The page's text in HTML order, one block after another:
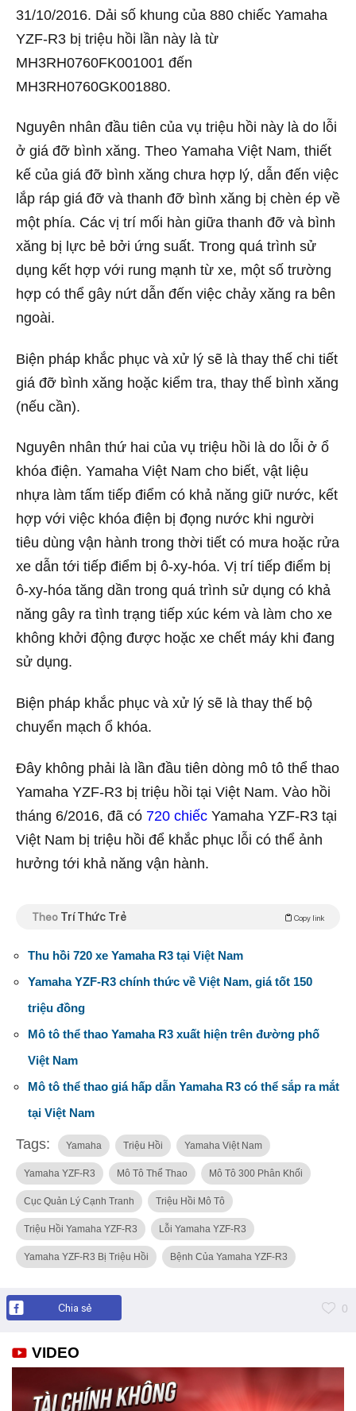
31/10/2016. Dải số khung của 880 chiếc Yamaha
YZF-R3 bị triệu hồi lần này là từ
MH3RH0760FK001001 đến
MH3RH0760GK001880.
Nguyên nhân đầu tiên của vụ triệu hồi này là do lỗi
ở giá đỡ bình xăng. Theo Yamaha Việt Nam, thiết
kế của giá đỡ bình xăng chưa hợp lý, dẫn đến việc
lắp ráp giá đỡ và thanh đỡ bình xăng bị chèn ép về
một phía. Các vị trí mối hàn giữa thanh đỡ và bình
xăng bị lực bẻ bởi ứng suất. Trong quá trình sử
dụng kết hợp với rung mạnh từ xe, một số trường
hợp có thể gây nứt dẫn đến việc chảy xăng ra bên
ngoài.
Biện pháp khắc phục và xử lý sẽ là thay thế chi tiết
giá đỡ bình xăng hoặc kiểm tra, thay thế bình xăng
(nếu cần).
Nguyên nhân thứ hai của vụ triệu hồi là do lỗi ở ổ
khóa điện. Yamaha Việt Nam cho biết, vật liệu
nhựa làm tấm tiếp điểm có khả năng giữ nước, kết
hợp với việc khóa điện bị đọng nước khi người
tiêu dùng vận hành trong thời tiết có mưa hoặc rửa
xe dẫn tới tiếp điểm bị ô-xy-hóa. Vị trí tiếp điểm bị
ô-xy-hóa tăng dần trong quá trình sử dụng có khả
năng gây ra tình trạng tiếp xúc kém và làm cho xe
không khởi động được hoặc xe chết máy khi đang
sử dụng.
Biện pháp khắc phục và xử lý sẽ là thay thế bộ
chuyển mạch ổ khóa.
Đây không phải là lần đầu tiên dòng mô tô thể thao
Yamaha YZF-R3 bị triệu hồi tại Việt Nam. Vào hồi
tháng 6/2016, đã có 720 chiếc Yamaha YZF-R3 tại
Việt Nam bị triệu hồi để khắc phục lỗi có thể ảnh
hưởng tới khả năng vận hành.
Theo Trí Thức Trẻ Copy link
Thu hồi 720 xe Yamaha R3 tại Việt Nam
Yamaha YZF-R3 chính thức về Việt Nam, giá tốt 150
triệu đồng
Mô tô thể thao Yamaha R3 xuất hiện trên đường phố
Việt Nam
Mô tô thể thao giá hấp dẫn Yamaha R3 có thể sắp ra mắt
tại Việt Nam
Tags: Yamaha Triệu Hồi Yamaha Việt Nam
Yamaha YZF-R3 Mô Tô Thể Thao Mô Tô 300 Phân Khối
Cục Quản Lý Cạnh Tranh Triệu Hồi Mô Tô
Triệu Hồi Yamaha YZF-R3 Lỗi Yamaha YZF-R3
Yamaha YZF-R3 Bị Triệu Hồi Bệnh Của Yamaha YZF-R3
Chia sẻ 0
VIDEO